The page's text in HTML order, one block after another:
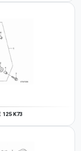
125 K73